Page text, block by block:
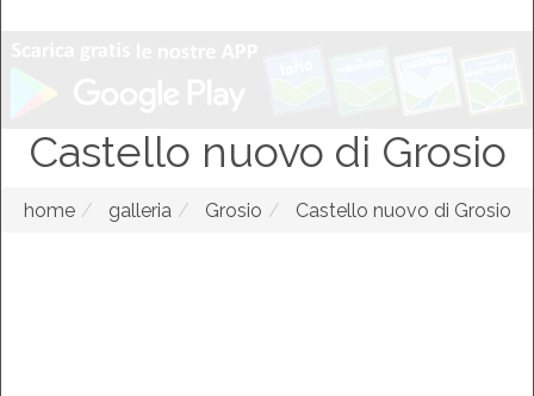
Castello nuovo di Grosio
home galleria Grosio Castello nuovo di Grosio